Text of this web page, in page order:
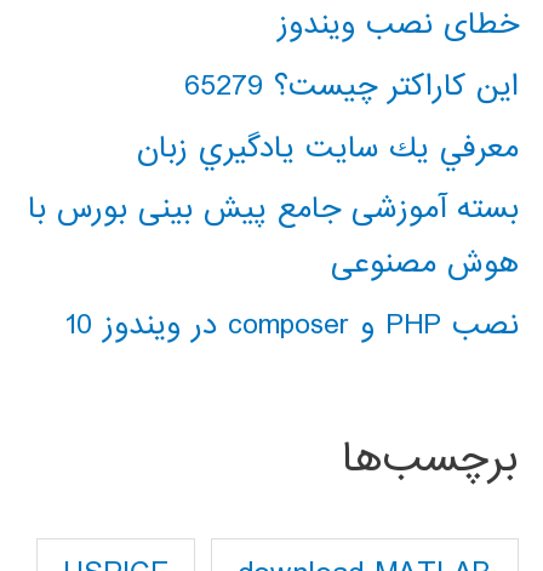
خطای نصب ویندوز
این کاراکتر چیست؟ 65279
معرفي يك سايت يادگيري زبان
بسته آموزشی جامع پیش بینی بورس با
هوش مصنوعی
نصب PHP و composer در ویندوز 10
برچسب‌ها